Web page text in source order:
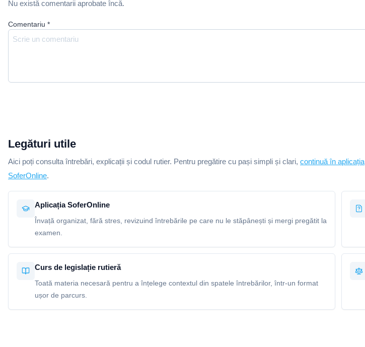
Nu există comentarii aprobate încă.
Comentariu *
Legături utile
Aici poți consulta întrebări, explicații și codul rutier. Pentru pregătire cu pași simpli și clari, continuă în aplicația
SoferOnline.
Aplicația SoferOnline
Învață organizat, fără stres, revizuind întrebările pe care nu le stăpânești și mergi pregătit la
examen.
Curs de legislație rutieră
Toată materia necesară pentru a înțelege contextul din spatele întrebărilor, într-un format
ușor de parcurs.